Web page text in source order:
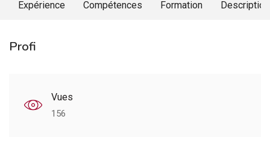
Expérience Compétences Formation Description
Profi
Vues
156